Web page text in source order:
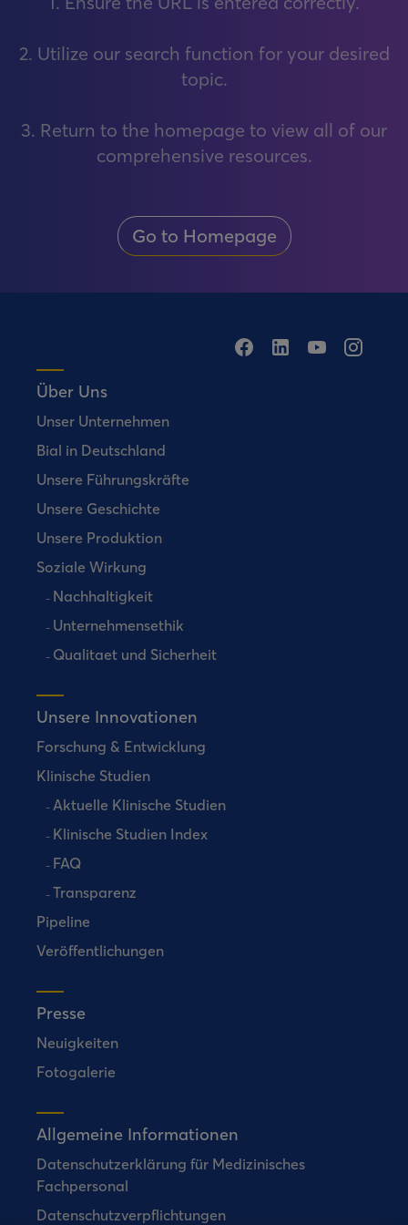
2. Utilize our search function for your desired
topic.
3. Return to the homepage to view all of our
comprehensive resources.
Go to Homepage
Über Uns
Unser Unternehmen
Bial in Deutschland
Unsere Führungskräfte
Unsere Geschichte
Unsere Produktion
Soziale Wirkung
Nachhaltigkeit
Unternehmensethik
Qualitaet und Sicherheit
Unsere Innovationen
Forschung & Entwicklung
Klinische Studien
Aktuelle Klinische Studien
Klinische Studien Index
FAQ
Transparenz
Pipeline
Veröffentlichungen
Presse
Neuigkeiten
Fotogalerie
Allgemeine Informationen
Datenschutzerklärung für Medizinisches
Fachpersonal
Datenschutzverpflichtungen